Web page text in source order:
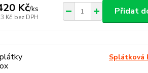
Kč/ks
Kč bez DPH
Přidat
Splátková